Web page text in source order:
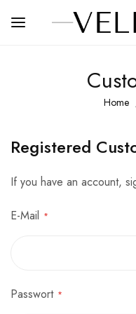
Home
Registered
If you have an account,
E-Mail
Passwort